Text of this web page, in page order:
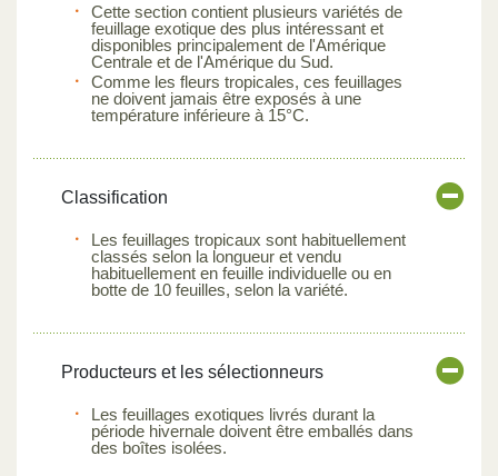
Cette section contient plusieurs variétés de
feuillage exotique des plus intéressant et
disponibles principalement de l'Amérique
Centrale et de l'Amérique du Sud.
Comme les fleurs tropicales, ces feuillages
ne doivent jamais être exposés à une
température inférieure à 15°C.
Classification
Les feuillages tropicaux sont habituellement
classés selon la longueur et vendu
habituellement en feuille individuelle ou en
botte de 10 feuilles, selon la variété.
Producteurs et les sélectionneurs
Les feuillages exotiques livrés durant la
période hivernale doivent être emballés dans
des boîtes isolées.